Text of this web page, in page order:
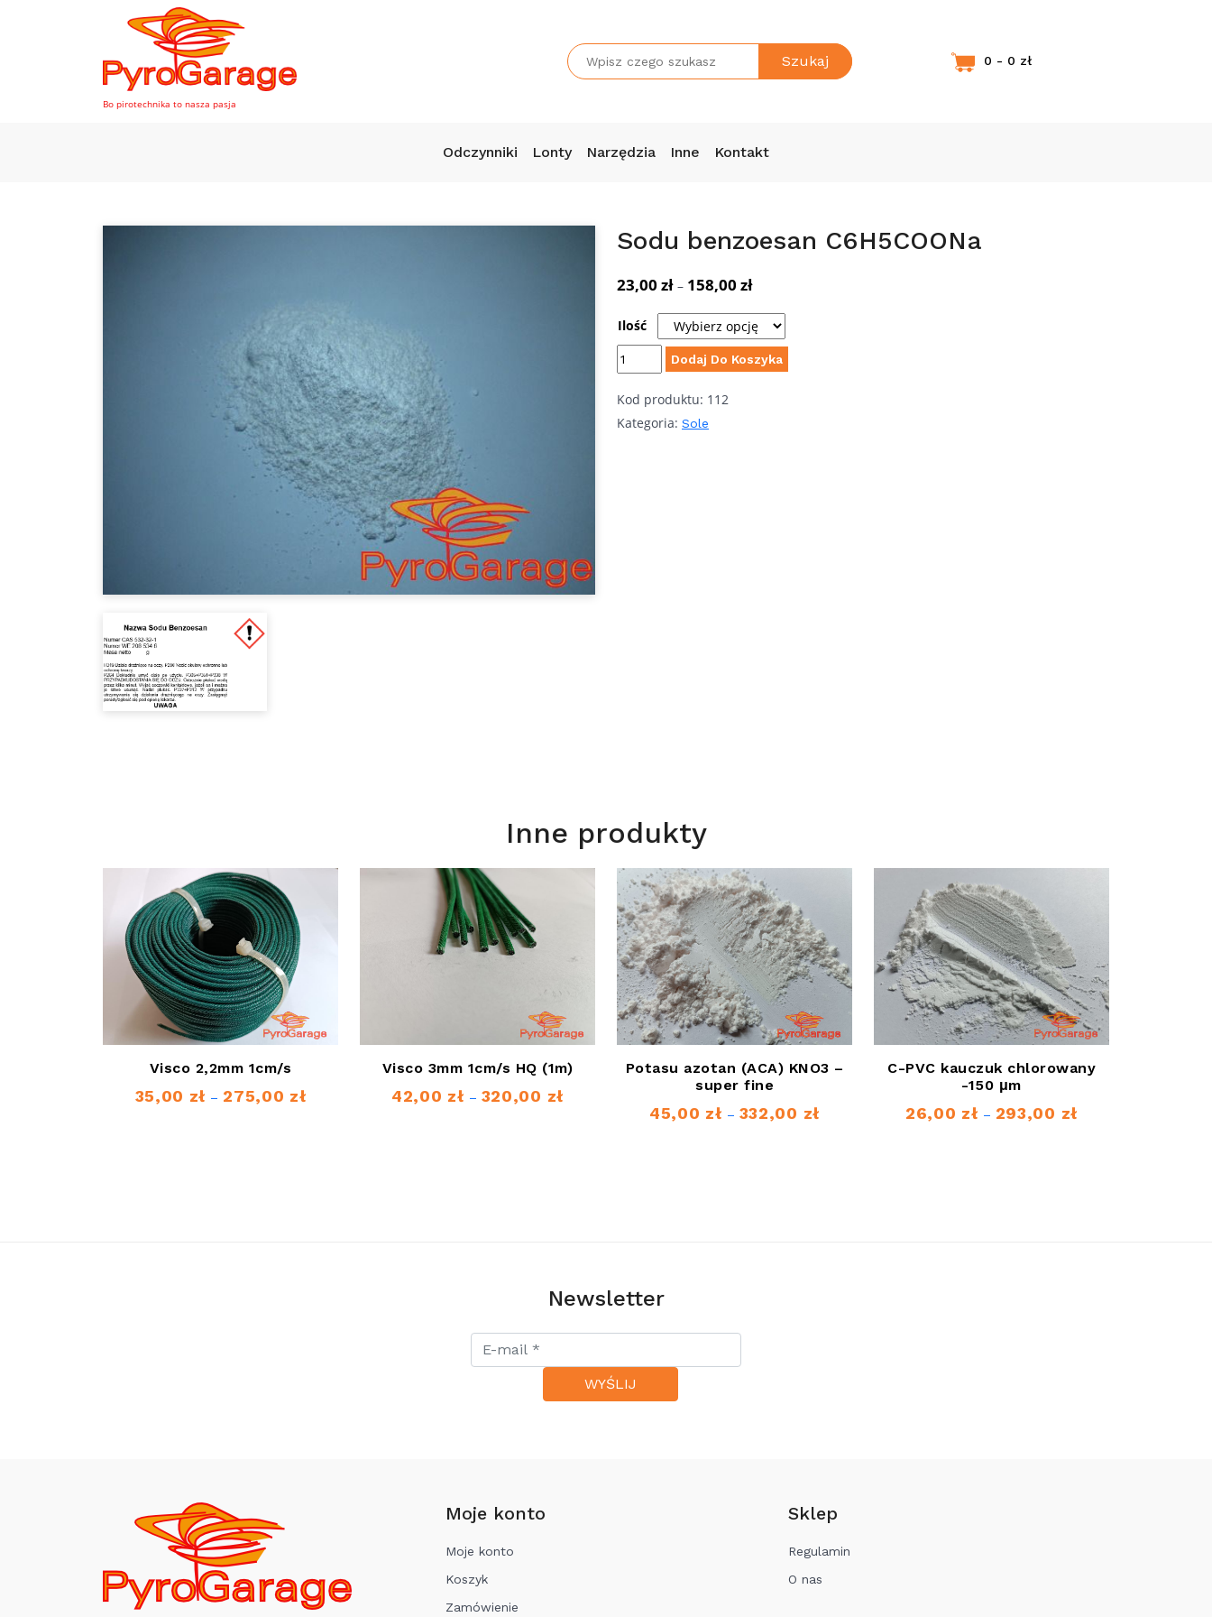
Bo pirotechnika to nasza pasja
Szukaj 0 - 0 zł
Odczynniki Lonty Narzędzia Inne Kontakt
Sodu benzoesan C6H5COONa
23,00 zł – 158,00 złZakres
od
23,00 zł
do
Ilość
ilość
Sodu
benzoesan
C6H5COONa
Dodaj Do Koszyka
Kod produktu: 112
Kategoria: Sole
Inne produkty
Visco 2,2mm 1cm/s
35,00 zł – 275,00 złZakres
Visco 3mm 1cm/s HQ (1m)
42,00 zł – 320,00 złZakres
Potasu azotan (ACA) KNO3 –
super fine
45,00 zł – 332,00 złZakres
C-PVC kauczuk chlorowany
-150 μm
26,00 zł – 293,00 złZakres
Newsletter
Moje konto
Moje konto
Koszyk
Zamówienie
Sklep
Regulamin
O nas